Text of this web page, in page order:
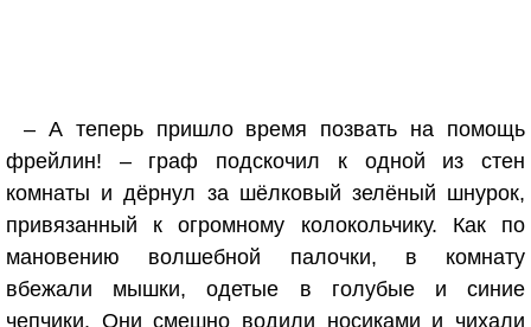
– А теперь пришло время позвать на помощь
фрейлин! – граф подскочил к одной из стен
комнаты и дёрнул за шёлковый зелёный шнурок,
привязанный к огромному колокольчику. Как по
мановению волшебной палочки, в комнату
вбежали мышки, одетые в голубые и синие
чепчики. Они смешно водили носиками и чихали